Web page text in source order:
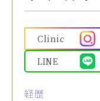
Clinic
LINE
経歴